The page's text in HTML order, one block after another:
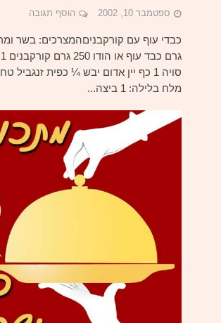
ספטמבר 10, 2002 הוסף תגובה
סויה 1 כף יין אדום יבש ¼ כפית זנגביל
מלח בלילה: 1 ביצה...